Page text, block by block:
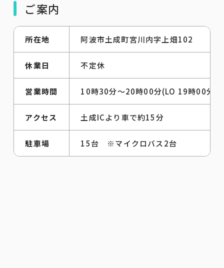
ご案内
所在地 阿波市土成町宮川内字上畑102
休業日 不定休
営業時間 10時30分～20時00分(LO 19時00分)
アクセス 土成ICより車で約15分
駐車場 15台 ※マイクロバス2台